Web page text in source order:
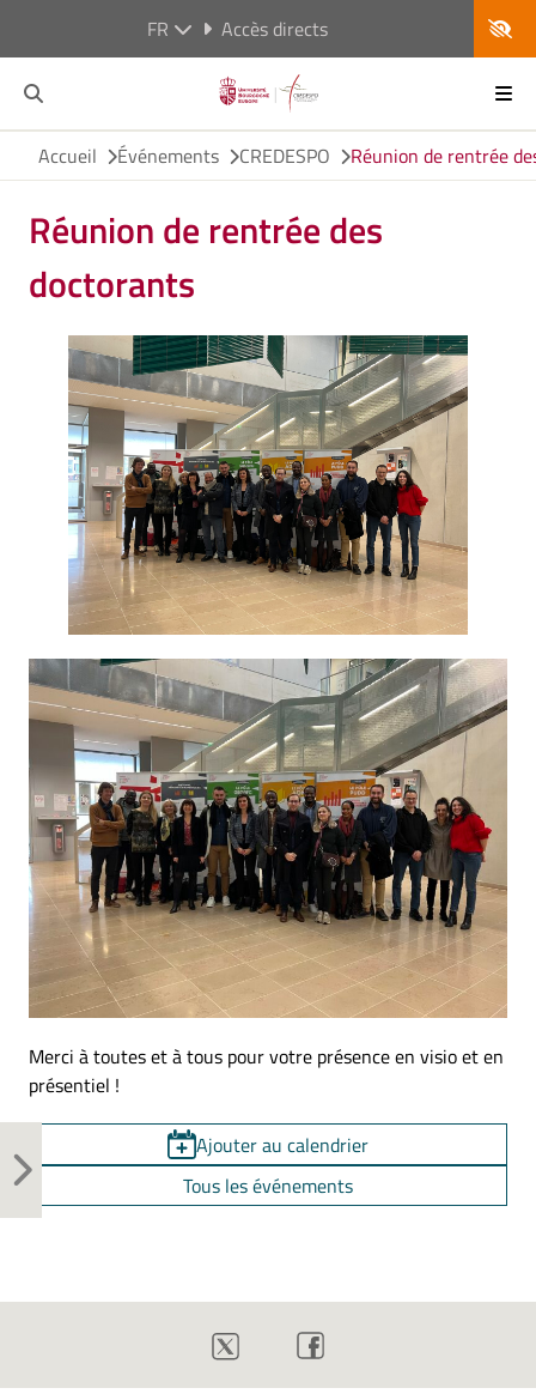
FR Accès directs
Accueil Événements CREDESPO Réunion de rentrée
Réunion de rentrée des
doctorants
Merci à toutes et à tous pour votre présence en visio et en
présentiel !
Ajouter au calendrier
Tous les événements